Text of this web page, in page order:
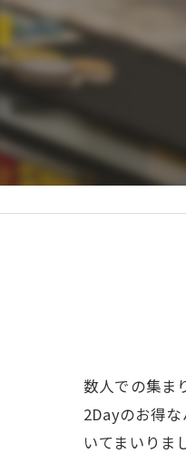
数人での集ま
2Dayのお得
いてまいりま